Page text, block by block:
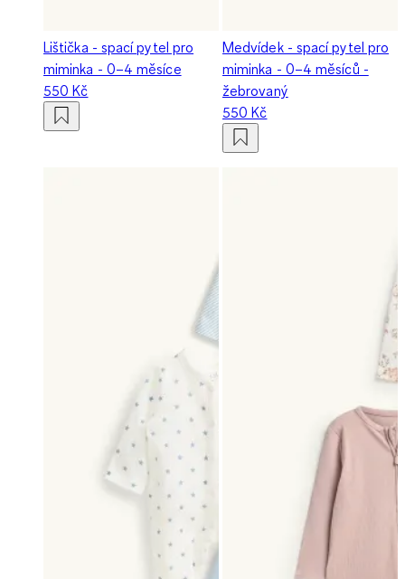
Lištička - spací pytel pro
miminka - 0–4 měsíce
550 Kč
Medvídek - spací pytel pro
miminka - 0–4 měsíců -
žebrovaný
550 Kč